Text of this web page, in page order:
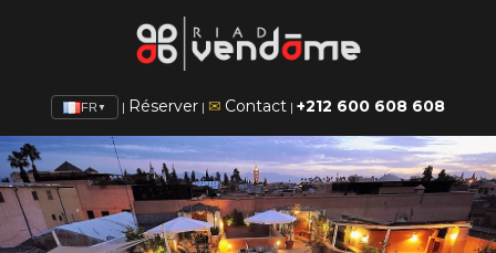
FR ▼ | Réserver | ✉ Contact | +212 600 608 608